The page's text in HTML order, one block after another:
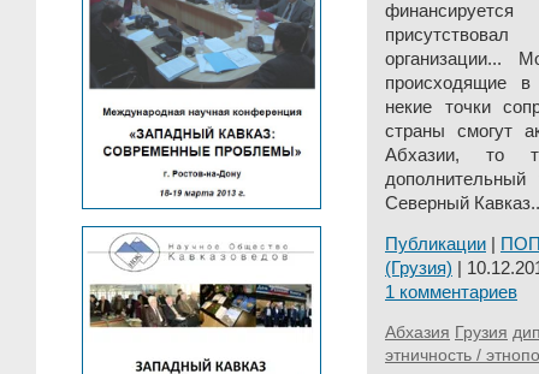
организации...
происходящие
некие точки
страны смогут
Абхазии, то
Северный
Публикации
(Грузия) |
1 комментариев
Абхазия Грузия
этничность /